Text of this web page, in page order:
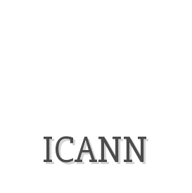
ICANN